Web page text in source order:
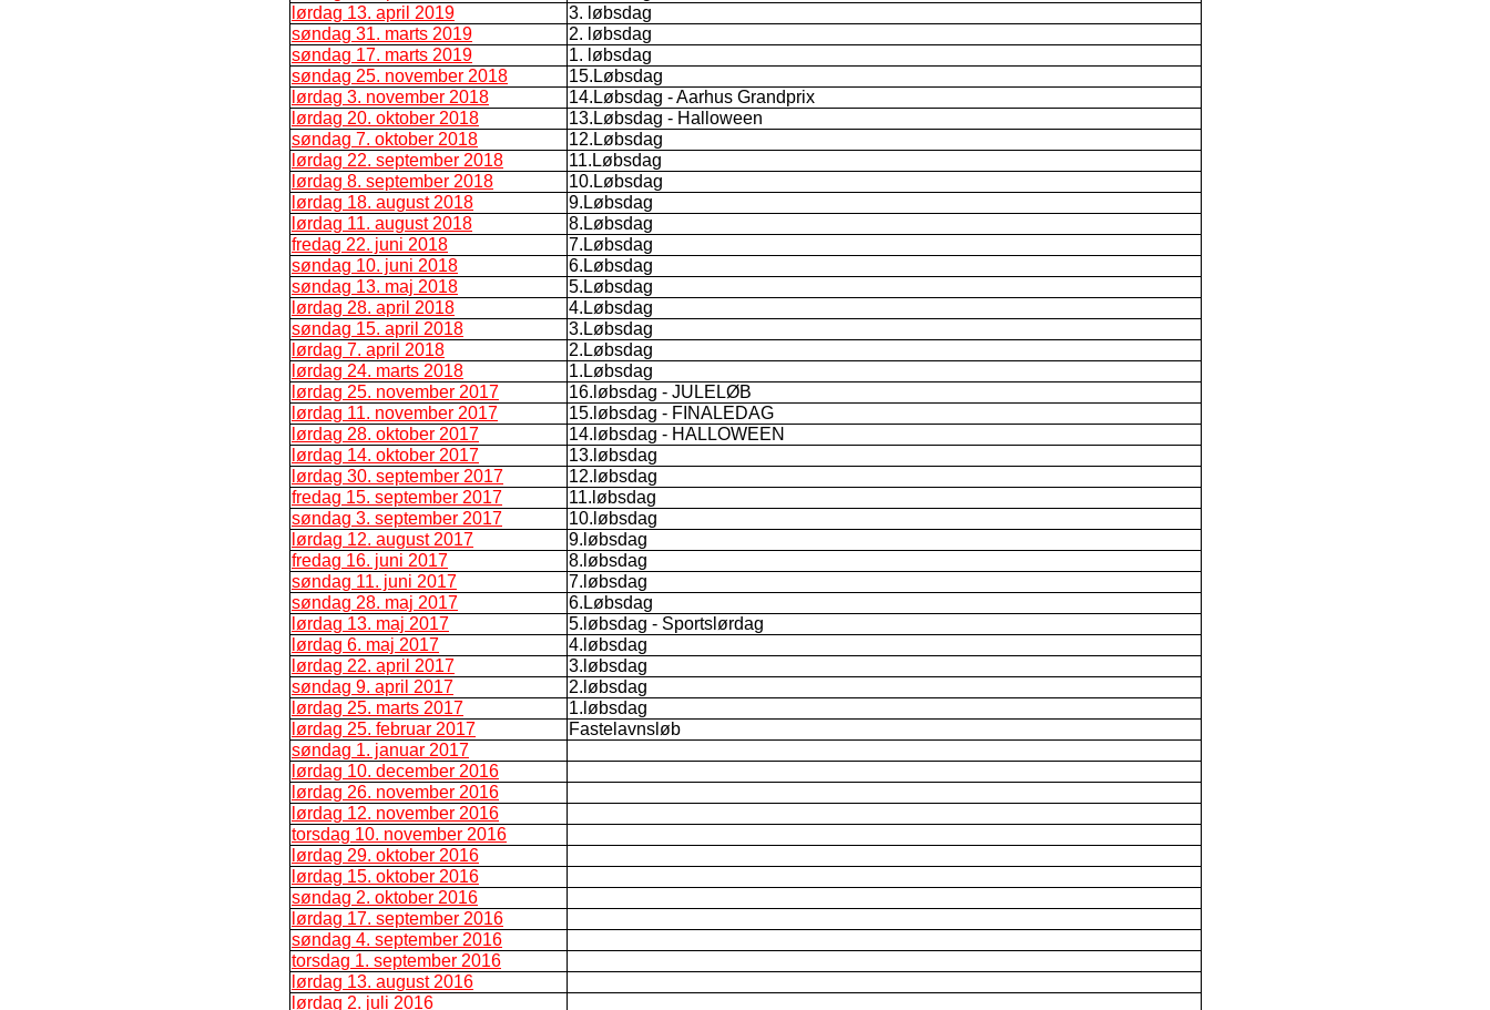
lørdag 13. april 2019
3. løbsdag
søndag 31. marts 2019
2. løbsdag
søndag 17. marts 2019
1. løbsdag
søndag 25. november 2018
15.Løbsdag
lørdag 3. november 2018
14.Løbsdag - Aarhus Grandprix
lørdag 20. oktober 2018
13.Løbsdag - Halloween
søndag 7. oktober 2018
12.Løbsdag
lørdag 22. september 2018
11.Løbsdag
lørdag 8. september 2018
10.Løbsdag
lørdag 18. august 2018
9.Løbsdag
lørdag 11. august 2018
8.Løbsdag
fredag 22. juni 2018
7.Løbsdag
søndag 10. juni 2018
6.Løbsdag
søndag 13. maj 2018
5.Løbsdag
lørdag 28. april 2018
4.Løbsdag
søndag 15. april 2018
3.Løbsdag
lørdag 7. april 2018
2.Løbsdag
lørdag 24. marts 2018
1.Løbsdag
lørdag 25. november 2017
16.løbsdag - JULELØB
lørdag 11. november 2017
15.løbsdag - FINALEDAG
lørdag 28. oktober 2017
14.løbsdag - HALLOWEEN
lørdag 14. oktober 2017
13.løbsdag
lørdag 30. september 2017
12.løbsdag
fredag 15. september 2017
11.løbsdag
søndag 3. september 2017
10.løbsdag
lørdag 12. august 2017
9.løbsdag
fredag 16. juni 2017
8.løbsdag
søndag 11. juni 2017
7.løbsdag
søndag 28. maj 2017
6.Løbsdag
lørdag 13. maj 2017
5.løbsdag - Sportslørdag
lørdag 6. maj 2017
4.løbsdag
lørdag 22. april 2017
3.løbsdag
søndag 9. april 2017
2.løbsdag
lørdag 25. marts 2017
1.løbsdag
lørdag 25. februar 2017
Fastelavnsløb
søndag 1. januar 2017
lørdag 10. december 2016
lørdag 26. november 2016
lørdag 12. november 2016
torsdag 10. november 2016
lørdag 29. oktober 2016
lørdag 15. oktober 2016
søndag 2. oktober 2016
lørdag 17. september 2016
søndag 4. september 2016
torsdag 1. september 2016
lørdag 13. august 2016
lørdag 2. juli 2016